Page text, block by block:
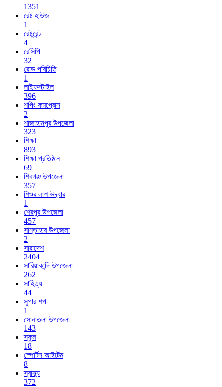
1351
রেষ্ট হাউজ
1
রেষ্টুরেন্ট
4
রেসিপি
32
রোড পরিচিতি
1
লাইফস্টাইল
396
শপিং কমপ্লেক্স
2
শাজাহানপুর উপজেলা
323
শিক্ষা
893
শিক্ষা প্রতিষ্ঠান
69
শিবগঞ্জ উপজেলা
357
শিশুর লাশ উদ্ধার
1
শেরপুর উপজেলা
457
সান্তাহার উপজেলা
2
সারাদেশ
2404
সারিয়াকান্দি উপজেলা
262
সাহিত্য
44
সুপার শপ
1
সোনাতলা উপজেলা
143
স্কুল
18
স্পোর্টস আইটেম
8
স্বাস্থ্য
372